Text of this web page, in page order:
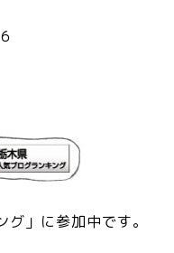
」に参加中です。